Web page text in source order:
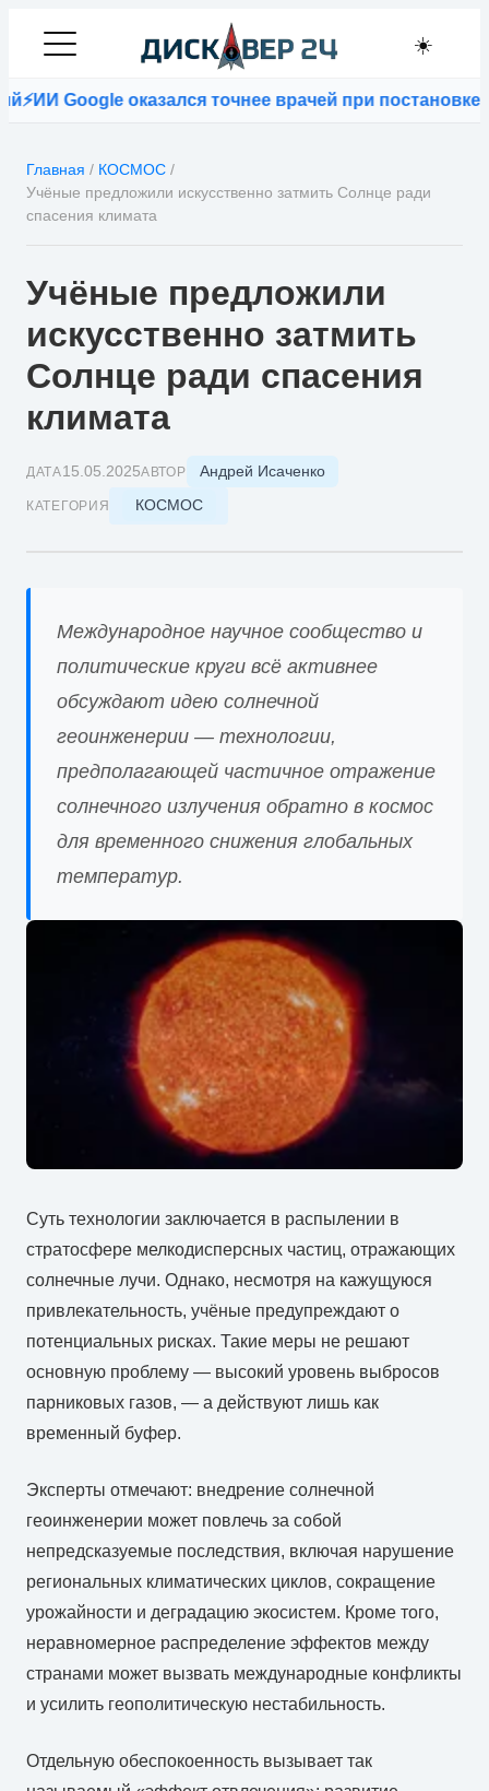
☀️
ИИ Google оказался точнее врачей при постановке
Главная / КОСМОС /
Учёные предложили искусственно затмить Солнце ради
спасения климата
Учёные предложили
искусственно затмить
Солнце ради спасения
климата
ДАТА15.05.2025АВТОР Андрей Исаченко
КАТЕГОРИЯ КОСМОС
Международное научное сообщество и
политические круги всё активнее
обсуждают идею солнечной
геоинженерии — технологии,
предполагающей частичное отражение
солнечного излучения обратно в космос
для временного снижения глобальных
температур.
Суть технологии заключается в распылении в
стратосфере мелкодисперсных частиц, отражающих
солнечные лучи. Однако, несмотря на кажущуюся
привлекательность, учёные предупреждают о
потенциальных рисках. Такие меры не решают
основную проблему — высокий уровень выбросов
парниковых газов, — а действуют лишь как
временный буфер.
Эксперты отмечают: внедрение солнечной
геоинженерии может повлечь за собой
непредсказуемые последствия, включая нарушение
региональных климатических циклов, сокращение
урожайности и деградацию экосистем. Кроме того,
неравномерное распределение эффектов между
странами может вызвать международные конфликты
и усилить геополитическую нестабильность.
Отдельную обеспокоенность вызывает так